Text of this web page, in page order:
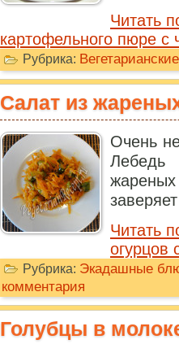
Читать
картофельного пюре с
Рубрика:
Салат из
Очень
Читать
огурцов
Рубрика: Экадашные
комментария
Голубцы в